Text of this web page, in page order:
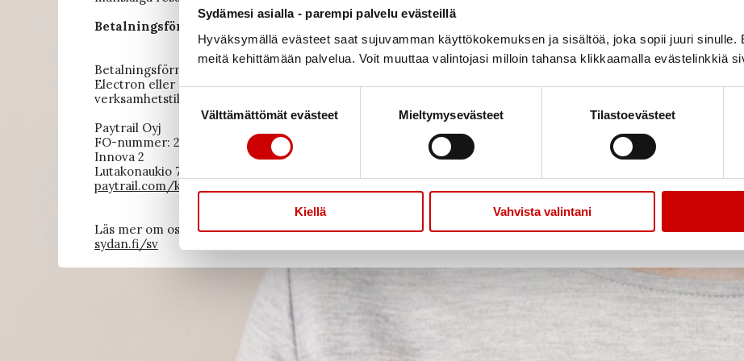
Sydämesi asialla - parempi palvelu evästeillä
Hyväksymällä evästeet saat sujuvamman käyttökokemuksen ja sisältöä, joka sopii juuri sinulle.
meitä kehittämään palvelua. Voit muuttaa valintojasi milloin tahansa klikkaamalla evästelinkkiä
Suostumuksen
valintaVälttämättömät evästeet Mieltymysevästeet Tilastoevästeet
Kiellä Vahvista valintani
Betalningsförmedlare
Betalningsförmedlingstjänsten utförs och som leverantör står Paytrail Oyj(2122839-7) i samarbete med
Electron eller MasterCard-kort syns Paytrail Oyj som mottagare i korträkningen och även förmedlar
verksamhetstillstånd för betalningsinstitut beviljat av Finansinspektionen. Vid klagomål ber vi er i första hand
Paytrail Oyj
FO-nummer: 2122839-7
Innova 2
Lutakonaukio 7 40100 Jyväskylä
paytrail.com/kuluttaja/information-om-betalning
Läs mer om oss på vår website
sydan.fi/sv